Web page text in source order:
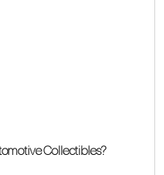
Collectibles?